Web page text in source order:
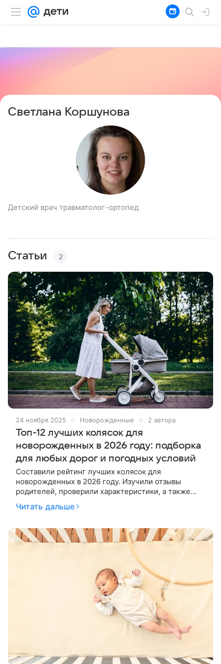
Светлана Коршунова
Детский врач травматолог-ортопед
Статьи 2
24 ноября 2025 Новорожденные 2 автора
Топ-12 лучших колясок для
новорожденных в 2026 году: подборка
для любых дорог и погодных условий
Составили рейтинг лучших колясок для
новорожденных в 2026 году. Изучили отзывы
родителей, проверили характеристики, а также
взяли комментарий у детского ортопеда. Покупка
хорошей коляски — это долгосрочное
Читать дальше